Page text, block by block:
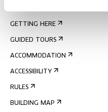
GETTING HERE
GUIDED TOURS
ACCOMMODATION
ACCESSIBILITY
RULES
BUILDING MAP